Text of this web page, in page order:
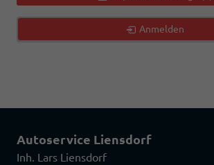
Anmelden
Autoservice Liensdorf
Inh. Lars Liensdorf